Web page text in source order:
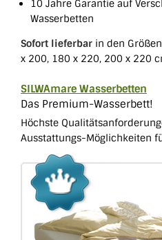
10 Jahre Garantie auf
Wasserbetten
Sofort lieferbar in den
x 200, 180 x 220, 200 x 220
SILWAmare Wasserbetten
Das Premium-Wasserbett!
Höchste
Ausstattungs-Möglichkeiten